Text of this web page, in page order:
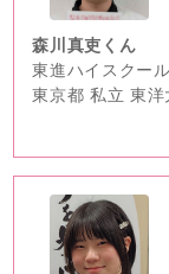
森川真吏くん
東進ハイスクー
東京都 私立 東
no
image